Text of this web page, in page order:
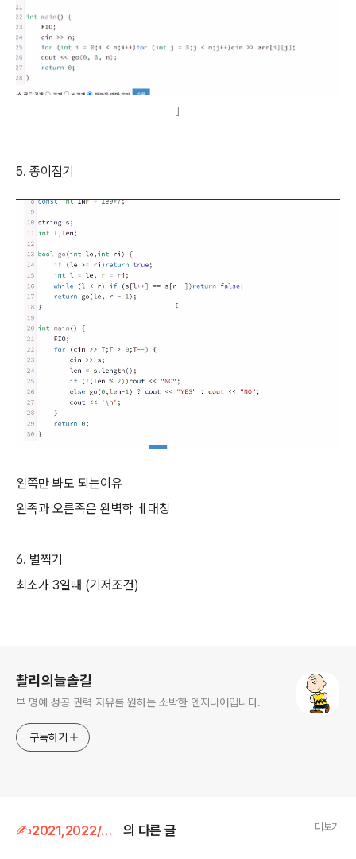
]
5. 종이접기
왼쪽만 봐도 되는이유
왼족과 오른족은 완벽학 ㅔ대칭
6. 별찍기
최소가 3일때 (기저조건)
촬리의늘솔길
부 명예 성공 권력 자유를 원하는 소박한 엔지니어입니다.
구독하기
✍2021,2022/알고리즘 의 다른 글 더보기